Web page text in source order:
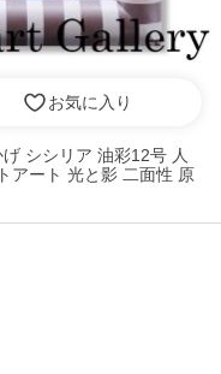
お気に入り
シシリア 油彩12号 人
アート 光と影 二面性 原